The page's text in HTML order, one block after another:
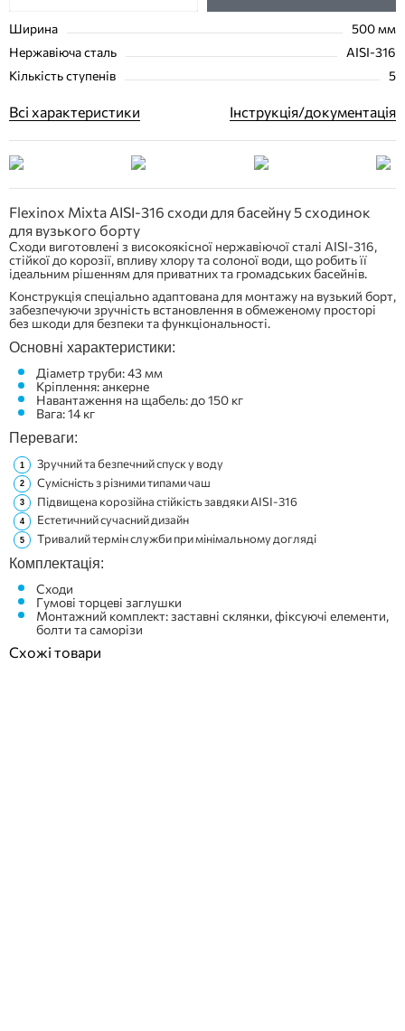
Ширина
500 мм
Нержавіюча сталь
AISI-316
Кількість ступенів
5
Всі характеристики Інструкція/документація
Flexinox Mixta AISI-316 сходи для басейну 5 сходинок
для вузького борту
Сходи виготовлені з високоякісної нержавіючої сталі AISI-316,
стійкої до корозії, впливу хлору та солоної води, що робить її
ідеальним рішенням для приватних та громадських басейнів.
Конструкція спеціально адаптована для монтажу на вузький борт,
забезпечуючи зручність встановлення в обмеженому просторі
без шкоди для безпеки та функціональності.
Основні характеристики:
Діаметр труби: 43 мм
Кріплення: анкерне
Навантаження на щабель: до 150 кг
Вага: 14 кг
Переваги:
Зручний та безпечний спуск у воду
Сумісність з різними типами чаш
Підвищена корозійна стійкість завдяки AISI-316
Естетичний сучасний дизайн
Тривалий термін служби при мінімальному догляді
Комплектація:
Сходи
Гумові торцеві заглушки
Монтажний комплект: заставні склянки, фіксуючі елементи,
болти та саморізи
Схожі товари